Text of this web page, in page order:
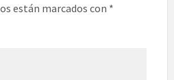
están marcados con *